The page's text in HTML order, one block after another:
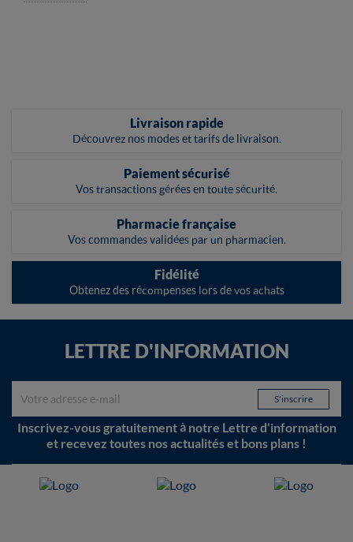
Livraison rapide
Découvrez nos modes et tarifs de livraison.
Paiement sécurisé
Vos transactions gérées en toute sécurité.
Pharmacie française
Vos commandes validées par un pharmacien.
Fidélité
Obtenez des récompenses lors de vos achats
LETTRE D'INFORMATION
Inscrivez-vous gratuitement à notre Lettre d'information
et recevez toutes nos actualités et bons plans !